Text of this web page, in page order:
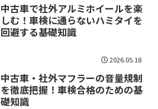
中古車で社外アルミホイールを楽
しむ！車検に通らないハミタイを
回避する基礎知識
2026.05.18
中古車・社外マフラーの音量規制
を徹底把握！車検合格のための基
礎知識